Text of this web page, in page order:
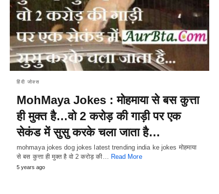
हिंदी जोक्स
MohMaya Jokes : मोहमाया से बस कुत्ता
ही मुक्त है…वो 2 करोड़ की गाड़ी पर एक
सेकंड में सुसु करके चला जाता है…
mohmaya jokes dog jokes latest trending india ke jokes मोहमाया
से बस कुत्ता ही मुक्त है वो 2 करोड़ की… Read More
5 years ago